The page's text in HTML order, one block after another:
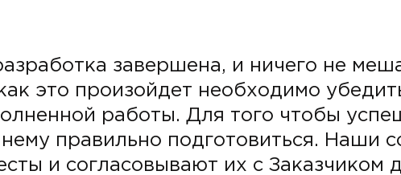
завершена, и ничего не
это произойдет необходимо
работы. Для того чтобы
правильно подготовиться. Наши
и согласовывают их с Заказчиком